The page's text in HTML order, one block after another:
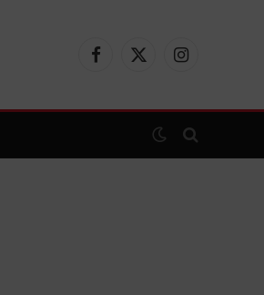
Facebook
X
Instagram